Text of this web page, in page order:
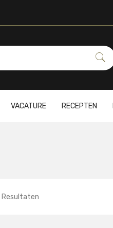
VACATURE RECEPTEN
Resultaten